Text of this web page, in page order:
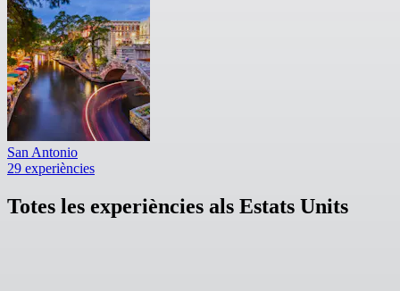
San Antonio
29 experiències
Totes les experiències als Estats Units